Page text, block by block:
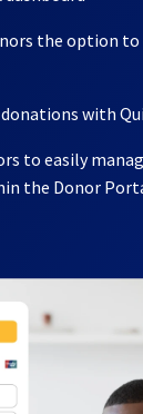
the option
with
to easily
the Donor